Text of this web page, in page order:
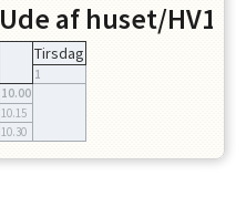
Ude af huset/HV1
Tirsdag
1
10.00
10.15
10.30